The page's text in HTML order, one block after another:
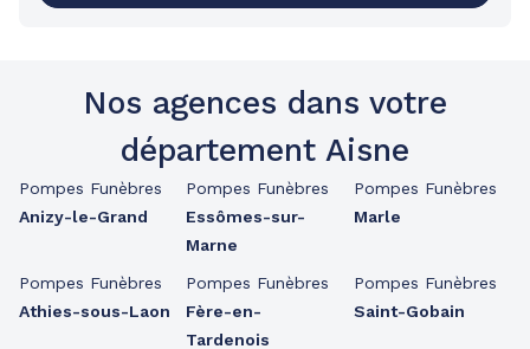
Nos agences dans votre
département Aisne
Pompes Funèbres
Anizy-le-Grand
Pompes Funèbres
Athies-sous-Laon
Pompes Funèbres
Essômes-sur-
Marne
Pompes Funèbres
Fère-en-
Tardenois
Pompes Funèbres
Marle
Pompes Funèbres
Saint-Gobain